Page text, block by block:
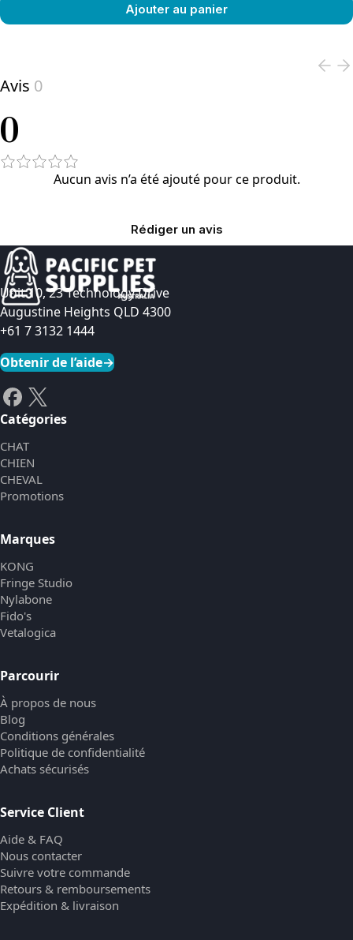
Ajouter au panier
Avis 0
0
Aucun avis n’a été ajouté pour ce produit.
Rédiger un avis
Unit 10, 23 Technology Drive
Augustine Heights QLD 4300
+61 7 3132 1444
Obtenir de l’aide→
Catégories
CHAT
CHIEN
CHEVAL
Promotions
Marques
KONG
Fringe Studio
Nylabone
Fido's
Vetalogica
Parcourir
À propos de nous
Blog
Conditions générales
Politique de confidentialité
Achats sécurisés
Service Client
Aide & FAQ
Nous contacter
Suivre votre commande
Retours & remboursements
Expédition & livraison